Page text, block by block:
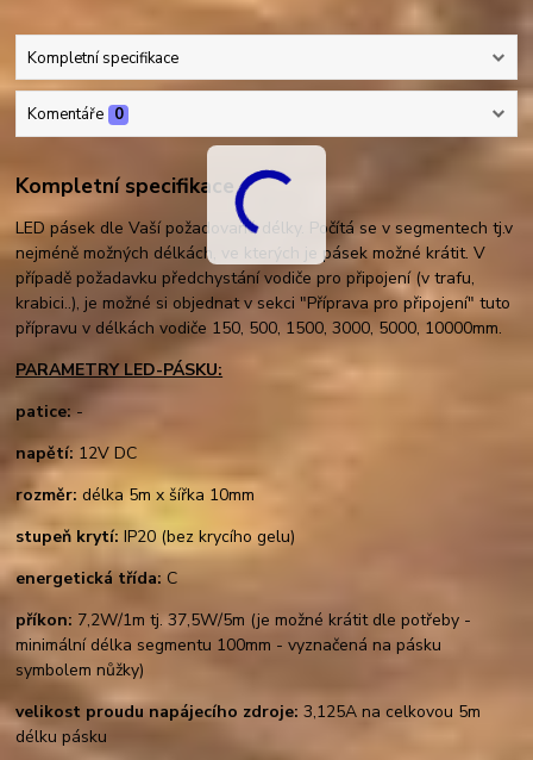
Kompletní specifikace
Komentáře 0
Kompletní specifikace
LED pásek dle Vaší požadované délky. Počítá se v segmentech tj.v
nejméně možných délkách, ve kterých je pásek možné krátit. V
případě požadavku předchystání vodiče pro připojení (v trafu,
krabici..), je možné si objednat v sekci "Příprava pro připojení" tuto
přípravu v délkách vodiče 150, 500, 1500, 3000, 5000, 10000mm.
PARAMETRY LED-PÁSKU:
patice: -
napětí: 12V DC
rozměr: délka 5m x šířka 10mm
stupeň krytí:IP20 (bez krycího gelu)
energetická třída: C
příkon: 7,2W/1m tj. 37,5W/5m (je možné krátit dle potřeby -
minimální délka segmentu 100mm - vyznačená na pásku
symbolem nůžky)
velikost proudu napájecího zdroje:3,125A na celkovou 5m
délku pásku